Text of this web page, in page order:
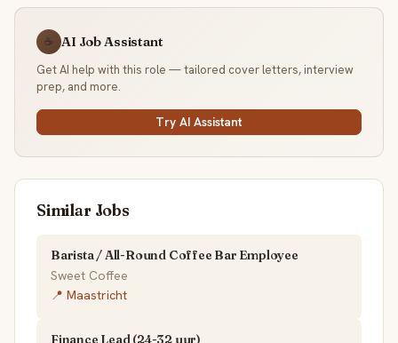
☕ AI Job Assistant
Get AI help with this role — tailored cover letters, interview
prep, and more.
Try AI Assistant
Similar Jobs
Barista / All-Round Coffee Bar Employee
Sweet Coffee
📍 Maastricht
Finance Lead (24-32 uur)